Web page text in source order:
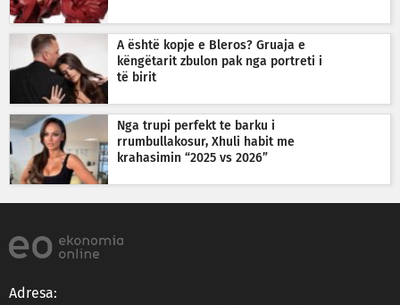
A është kopje e Bleros? Gruaja e
këngëtarit zbulon pak nga portreti i
të birit
Nga trupi perfekt te barku i
rrumbullakosur, Xhuli habit me
krahasimin “2025 vs 2026”
Adresa: